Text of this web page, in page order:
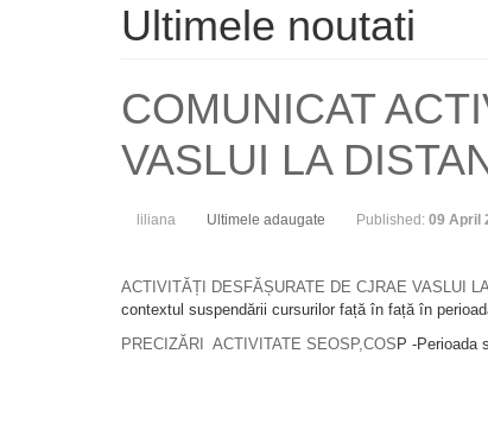
Ultimele noutati
COMUNICAT
VASLUI LA
liliana Ultimele adaugate Published: 09 April
ACTIVITĂȚI DESFĂȘURATE DE CJRAE VASLUI
contextul suspendării cursurilor față în față în
PRECIZĂRI ACTIVITATE SEOSP,COS P -Perioada